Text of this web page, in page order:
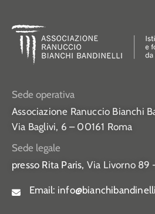
Sede operativa
Associazione Ranuccio Bianchi
Via Baglivi, 6 – 00161 Roma
Sede legale
presso Rita Paris, Via Livorno 89
Email: